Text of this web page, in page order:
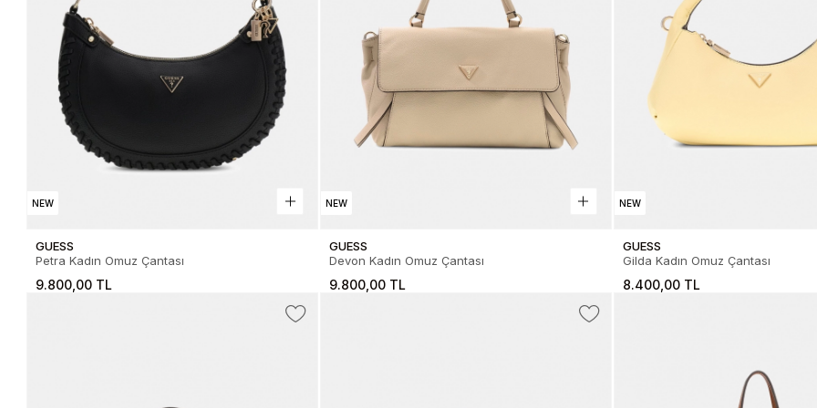
NEW
GUESS
Petra Kadın Omuz Çantası
9.800,00 TL
NEW
GUESS
Devon Kadın Omuz Çantası
9.800,00 TL
NEW
GUESS
Gilda Kadın Omuz Çantası
8.400,00 TL